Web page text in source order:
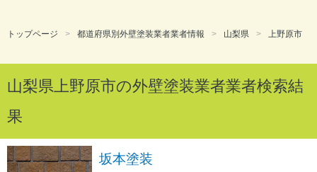
トップページ 都道府県別外壁塗装業者業者情報 山梨県 上野原市
山梨県上野原市の外壁塗装業者業者検索結
果
坂本塗装